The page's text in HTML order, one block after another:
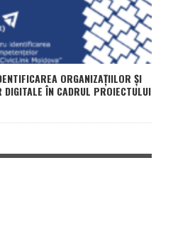
ORGANIZAȚIILOR ȘI
DIGITALE ÎN CADRUL PROIECTULUI